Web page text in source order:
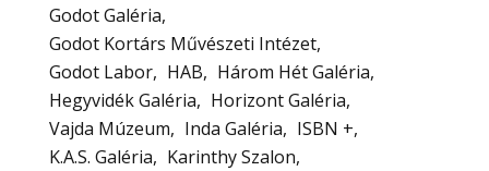
Godot Galéria
Godot Kortárs Művészeti Intézet
Godot Labor
HAB
Három Hét Galéria
Hegyvidék Galéria
Horizont Galéria
Vajda Múzeum
Inda Galéria
ISBN +
K.A.S. Galéria
Karinthy Szalon